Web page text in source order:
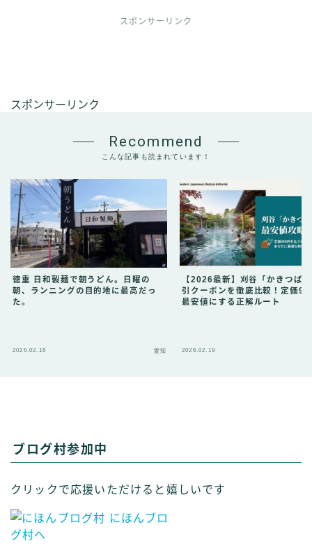
スポンサーリンク
スポンサーリンク
Recommend
こんな記事も読まれています！
徳重 日和製麺で朝うどん。日曜の
朝、ランニングの目的地に最高だっ
た。
2026.02.16 愛知
【2026最新】刈谷「かきつば
引クーポンを徹底比較！定価
最安値にする正解ルート
2026.02.19
ブログ村参加中
クリックで応援いただけると嬉しいです